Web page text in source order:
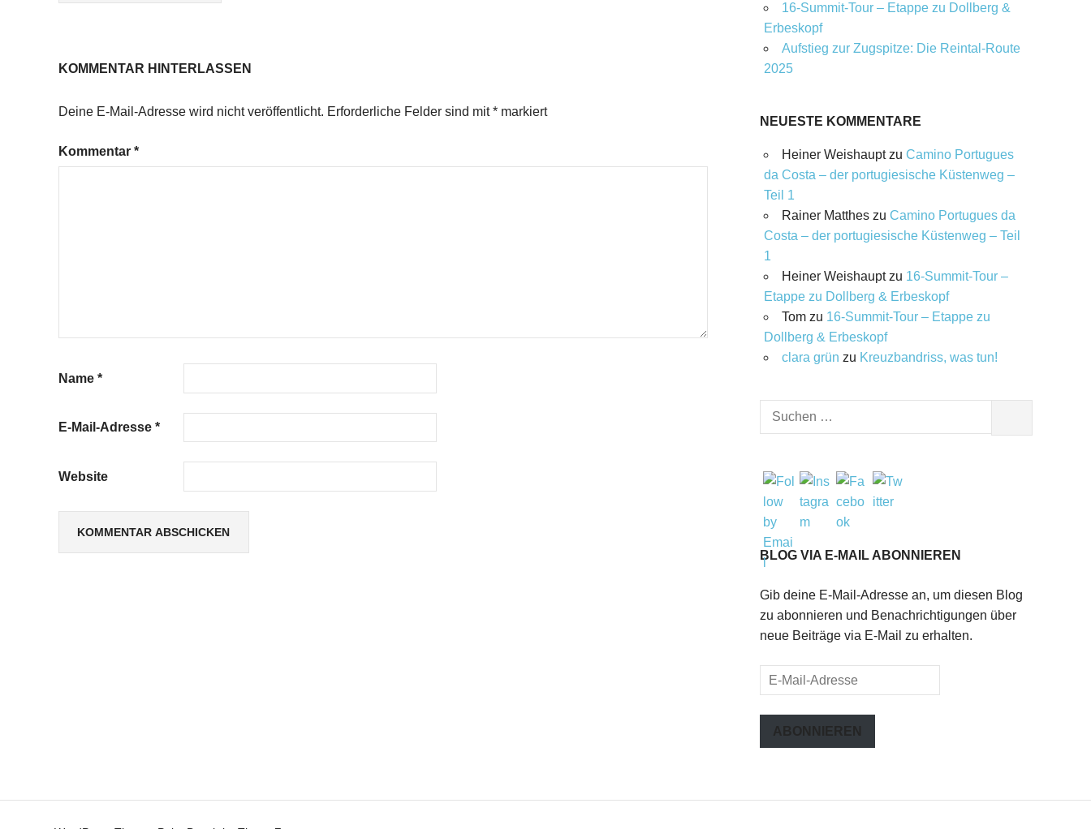
KOMMENTAR HINTERLASSEN
Deine E-Mail-Adresse wird nicht veröffentlicht. Erforderliche Felder sind mit* markiert
Kommentar *
Name *
E-Mail-Adresse *
Website
16‑Summit‑Tour – Etappe zu Dollberg &
Erbeskopf
Aufstieg zur Zugspitze: Die Reintal-Route
2025
NEUESTE KOMMENTARE
Heiner Weishauptzu Camino Portugues
da Costa – der portugiesische Küstenweg –
Teil 1
Rainer Mattheszu Camino Portugues da
Costa – der portugiesische Küstenweg – Teil
1
Heiner Weishauptzu 16‑Summit‑Tour –
Etappe zu Dollberg & Erbeskopf
Tomzu 16‑Summit‑Tour – Etappe zu
Dollberg & Erbeskopf
clara grün zu Kreuzbandriss, was tun!
Suchen
BLOG VIA E-MAIL ABONNIEREN
Gib deine E-Mail-Adresse an, um diesen Blog
zu abonnieren und Benachrichtigungen über
neue Beiträge via E-Mail zu erhalten.
E-
Mail-
Adresse
ABONNIEREN